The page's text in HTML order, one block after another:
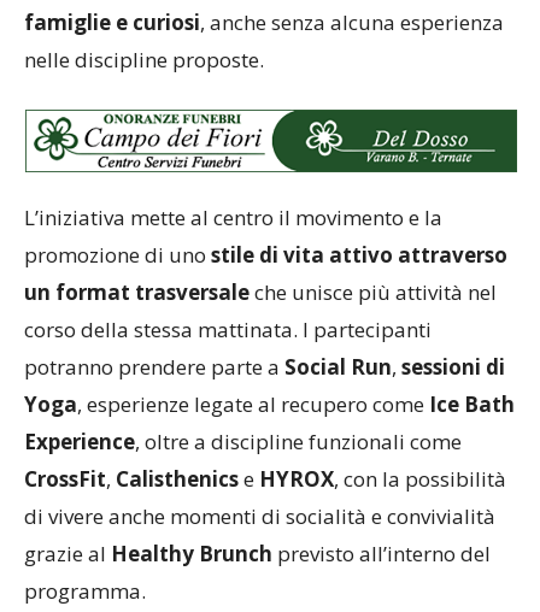
famiglie e curiosi, anche senza alcuna esperienza
nelle discipline proposte.
promozione di uno
che unisce più attività nel
corso della stessa mattinata. I partecipanti
potranno prendere parte a
Yoga
, esperienze legate al recupero come
Experience
, oltre a discipline funzionali come
, con la possibilità
grazie al
Healthy Brunch previsto all’interno del